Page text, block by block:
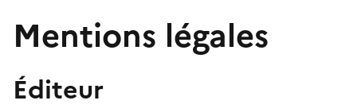
Mentions légales
Éditeur